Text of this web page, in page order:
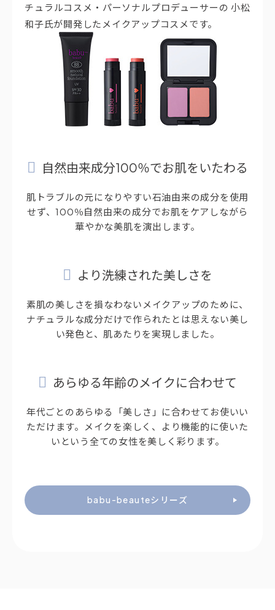
チュラルコスメ・パーソナルプロデューサーの 小松
和子氏が開発したメイクアップコスメです。
自然由来成分100％でお肌をいたわる
肌トラブルの元になりやすい石油由来の成分を使用
せず、100％自然由来の成分でお肌をケアしながら
華やかな美肌を演出します。
より洗練された美しさを
素肌の美しさを損なわないメイクアップのために、
ナチュラルな成分だけで作られたとは思えない美し
い発色と、肌あたりを実現しました。
あらゆる年齢のメイクに合わせて
年代ごとのあらゆる「美しさ」に合わせてお使いい
ただけます。メイクを楽しく、より機能的に使いた
いという全ての女性を美しく彩ります。
babu-beauteシリーズ